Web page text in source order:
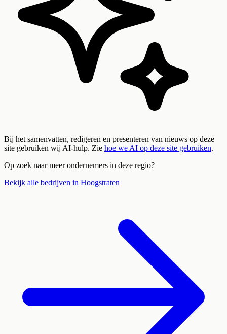
Bij het samenvatten, redigeren en presenteren van nieuws op deze
site gebruiken wij AI-hulp. Zie hoe we AI op deze site gebruiken.
Op zoek naar meer ondernemers in deze regio?
Bekijk alle bedrijven in Hoogstraten